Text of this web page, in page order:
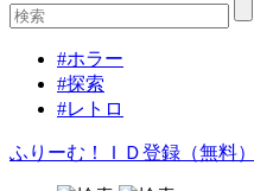
#ホラー
#探索
#レトロ
ふりーむ！ＩＤ登録（無料）